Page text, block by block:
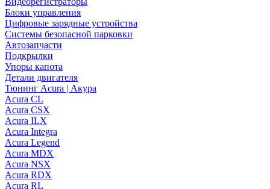
Блоки управления
Цифровые зарядные устройства
Системы безопасной парковки
Автозапчасти
Подкрылки
Упоры капота
Детали двигателя
Тюнинг Acura | Акура
Acura CL
Acura CSX
Acura ILX
Acura Integra
Acura Legend
Acura MDX
Acura NSX
Acura RDX
Acura RL